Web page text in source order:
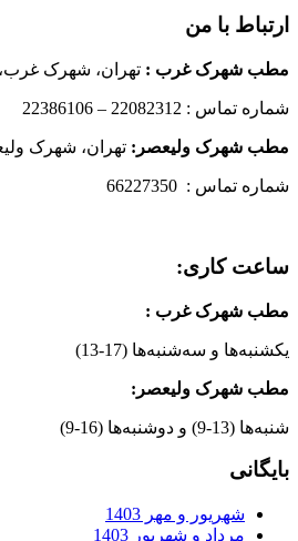
ارتباط با من
مطب شهرک غرب : تهران، شهرک غرب،
شماره تماس : 22082312 – 22386106
مطب شهرک ولیعصر: تهران، شهرک
شماره تماس : 66227350
ساعت کاری:
مطب شهرک غرب :
یکشنبه‌ها و سه‌شنبه‌ها (17-13)
مطب شهرک ولیعصر:
شنبه‌ها (13-9) و دوشنبه‌ها (16-9)
بایگانی
شهریور و مهر 1403
مرداد و شهریور 1403